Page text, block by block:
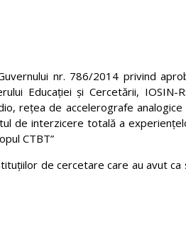
nr. 786/2014 privind
Educației și Cercetării, IOSIN-
rețea de accelerografe analogice
de interzicere totală a
CTBT”
de cercetare care au avut ca